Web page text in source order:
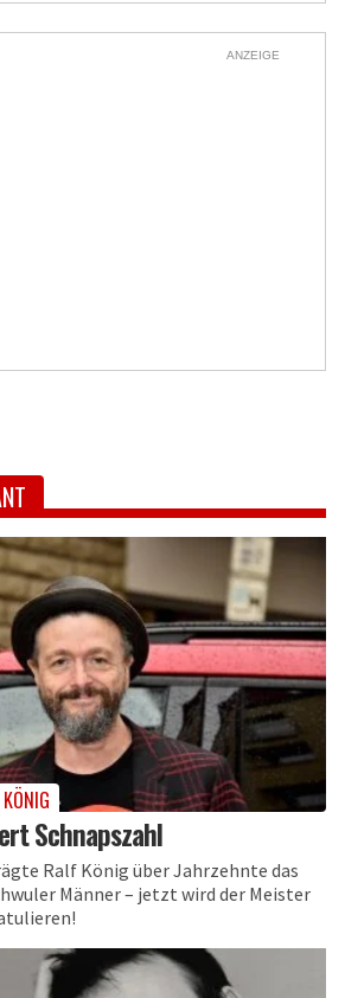
ANZEIGE
Schnapszahl
Ralf König über Jahrzehnte das
Männer – jetzt wird der Meister